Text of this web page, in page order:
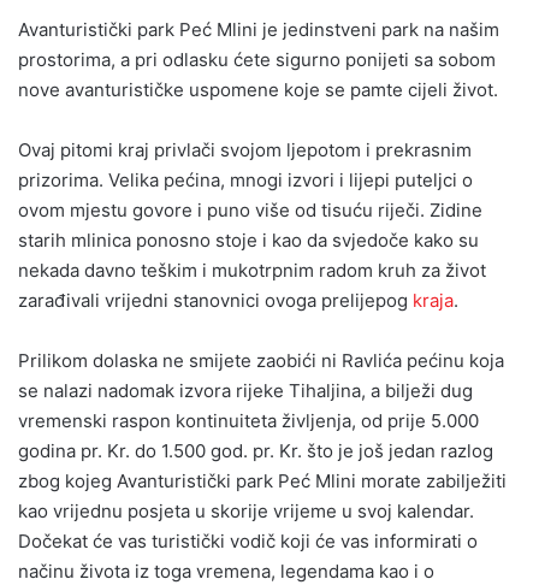
Avanturistički park Peć Mlini je jedinstveni park na našim
prostorima, a pri odlasku ćete sigurno ponijeti sa sobom
nove avanturističke uspomene koje se pamte cijeli život.
Ovaj pitomi kraj privlači svojom ljepotom i prekrasnim
prizorima. Velika pećina, mnogi izvori i lijepi puteljci o
ovom mjestu govore i puno više od tisuću riječi. Zidine
starih mlinica ponosno stoje i kao da svjedoče kako su
nekada davno teškim i mukotrpnim radom kruh za život
zarađivali vrijedni stanovnici ovoga prelijepog kraja.
Prilikom dolaska ne smijete zaobići ni Ravlića pećinu koja
se nalazi nadomak izvora rijeke Tihaljina, a bilježi dug
vremenski raspon kontinuiteta življenja, od prije 5.000
godina pr. Kr. do 1.500 god. pr. Kr. što je još jedan razlog
zbog kojeg Avanturistički park Peć Mlini morate zabilježiti
kao vrijednu posjeta u skorije vrijeme u svoj kalendar.
Dočekat će vas turistički vodič koji će vas informirati o
načinu života iz toga vremena, legendama kao i o